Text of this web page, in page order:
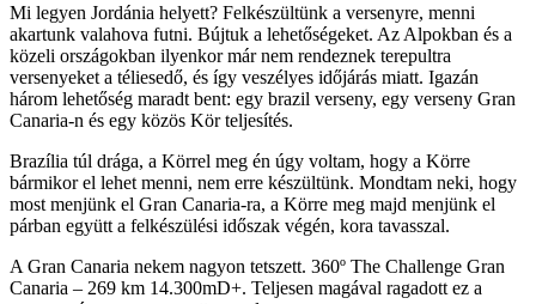
Mi legyen Jordánia helyett? Felkészültünk a versenyre, menni
akartunk valahova futni. Bújtuk a lehetőségeket. Az Alpokban és a
közeli országokban ilyenkor már nem rendeznek terepultra
versenyeket a téliesedő, és így veszélyes időjárás miatt. Igazán
három lehetőség maradt bent: egy brazil verseny, egy verseny Gran
Canaria-n és egy közös Kör teljesítés.
Brazília túl drága, a Körrel meg én úgy voltam, hogy a Körre
bármikor el lehet menni, nem erre készültünk. Mondtam neki, hogy
most menjünk el Gran Canaria-ra, a Körre meg majd menjünk el
párban együtt a felkészülési időszak végén, kora tavasszal.
A Gran Canaria nekem nagyon tetszett. 360º The Challenge Gran
Canaria – 269 km 14.300mD+. Teljesen magával ragadott ez a